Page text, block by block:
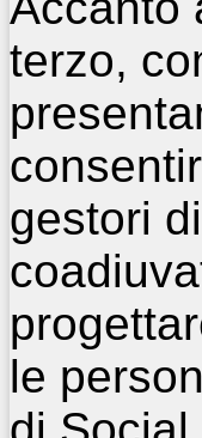
terzo,
gestori
le